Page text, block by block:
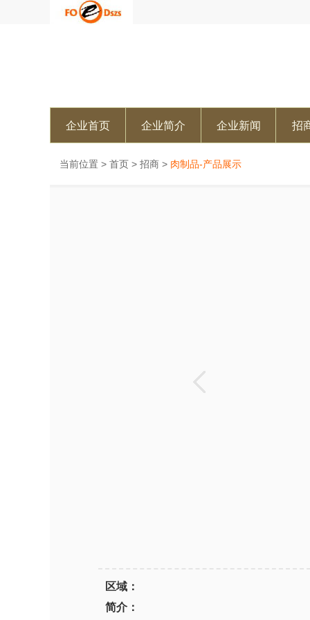
企业首页 企业简介 企业新闻 招
当前位置 > 首页 > 招商 > 肉制品-产品展示
区域：
简介：